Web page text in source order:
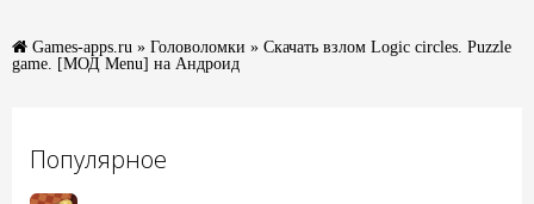
Популярное
Games-apps.ru » Головоломки » Скачать взлом Logic circles. Puzzle
game. [МОД Menu] на Андроид